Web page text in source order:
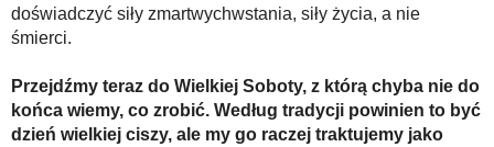
doświadczyć siły zmartwychwstania, siły życia, a nie
śmierci.
Przejdźmy teraz do Wielkiej Soboty, z którą chyba nie do
końca wiemy, co zrobić. Według tradycji powinien to być
dzień wielkiej ciszy, ale my go raczej traktujemy jako